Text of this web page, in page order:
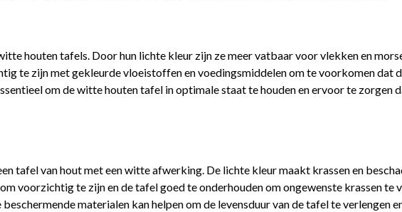
houten tafels. Door hun lichte kleur zijn ze meer vatbaar voor vlekken en
te zijn met gekleurde vloeistoffen en voedingsmiddelen om te voorkomen dat
om de witte houten tafel in optimale staat te houden en ervoor te zorgen
tafel van hout met een witte afwerking. De lichte kleur maakt krassen en
voorzichtig te zijn en de tafel goed te onderhouden om ongewenste krassen
materialen kan helpen om de levensduur van de tafel te verlengen